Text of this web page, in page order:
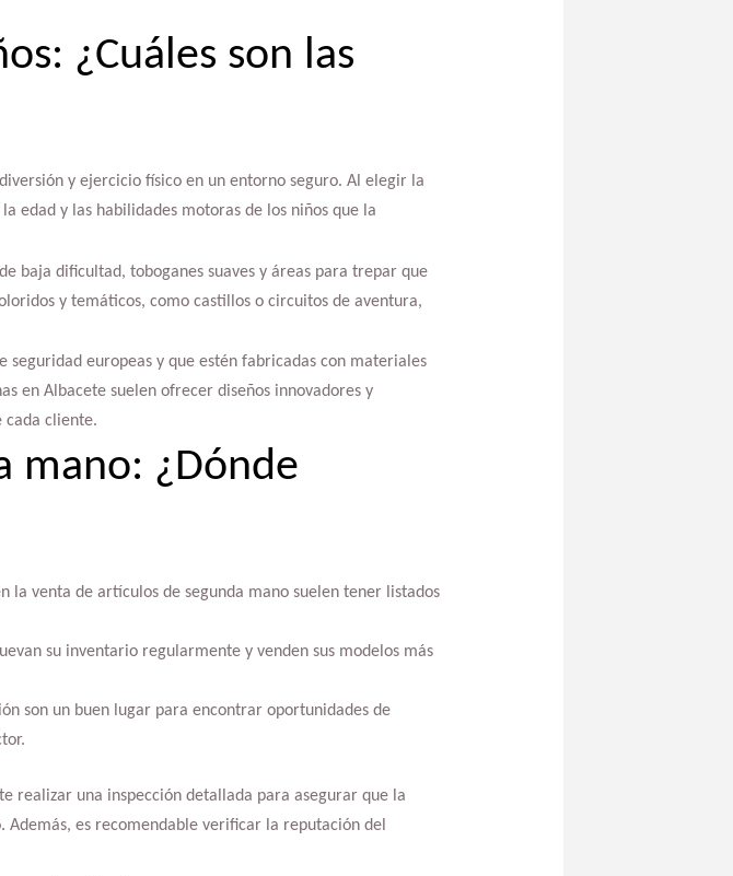
¿Cuáles son las
y ejercicio físico en un entorno seguro. Al elegir la
edad y las habilidades motoras de los niños que la
baja dificultad, toboganes suaves y áreas para trepar que
y temáticos, como castillos o circuitos de aventura,
seguridad europeas y que estén fabricadas con materiales
en Albacete suelen ofrecer diseños innovadores y
cada cliente.
mano: ¿Dónde
la venta de artículos de segunda mano suelen tener listados
su inventario regularmente y venden sus modelos más
son un buen lugar para encontrar oportunidades de
realizar una inspección detallada para asegurar que la
Además, es recomendable verificar la reputación del